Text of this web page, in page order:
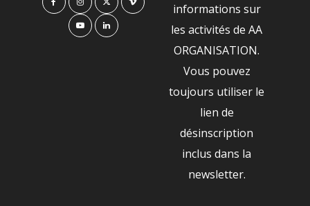
informations sur
les activités de AA
ORGANISATION.
Vous pouvez
toujours utiliser le
lien de
désinscription
inclus dans la
newsletter.